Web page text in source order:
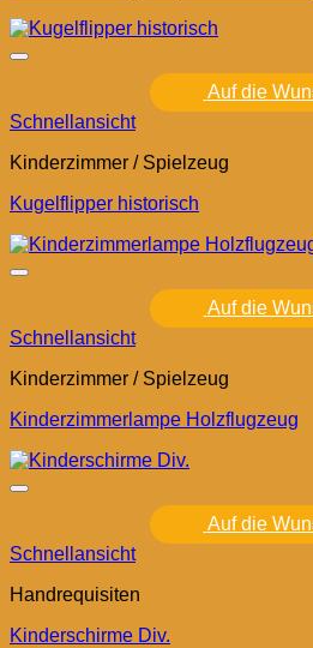
Auf die
Schnellansicht
Kinderzimmer / Spielzeug
Kugelflipper historisch
Auf die
Schnellansicht
Kinderzimmer / Spielzeug
Kinderzimmerlampe Holzflugzeug
Auf die
Schnellansicht
Handrequisiten
Kinderschirme Div.